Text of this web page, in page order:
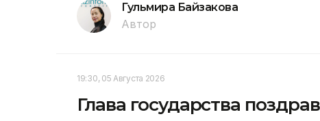
Гульмира Байзакова
Автор
19:30, 05 Августа 2026
Глава государства